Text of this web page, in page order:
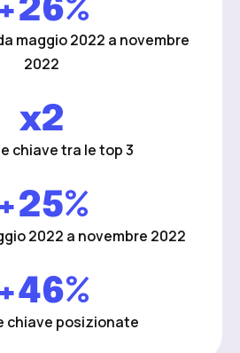
+26%
maggio 2022 a novembre
2022
x2
chiave tra le top 3
+25%
2022 a novembre 2022
+46%
chiave posizionate